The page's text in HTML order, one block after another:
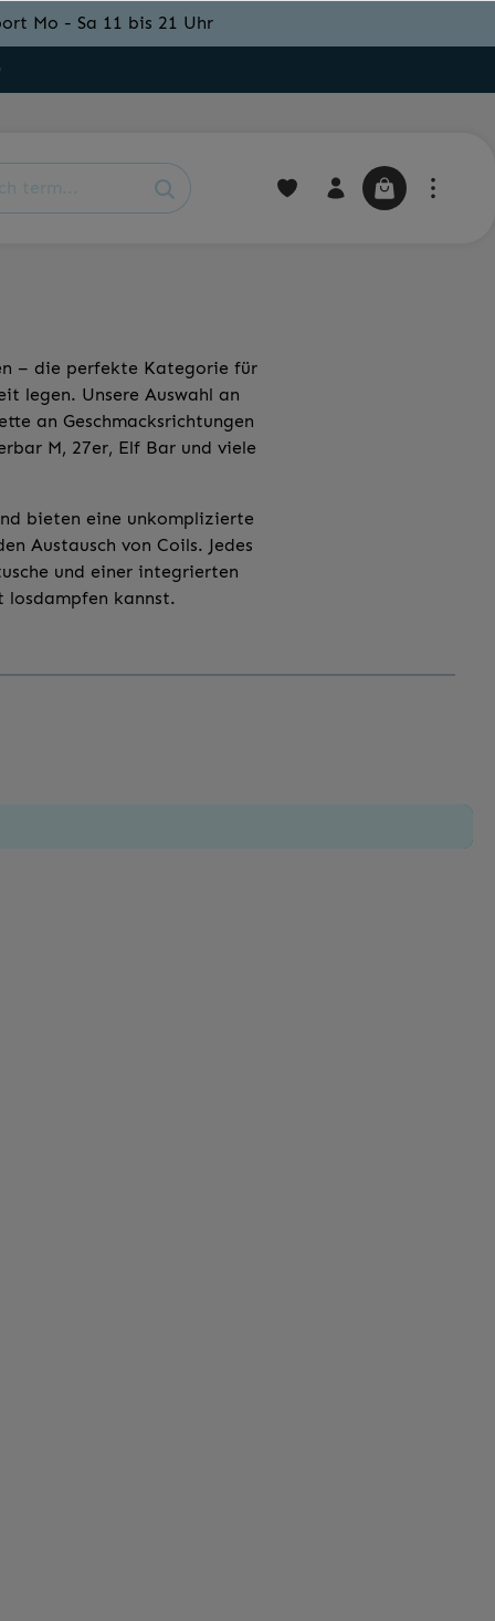
Mo - Sa 11 bis 21 Uhr
– die perfekte Kategorie für
legen. Unsere Auswahl an
an Geschmacksrichtungen
M, 27er, Elf Bar und viele
bieten eine unkomplizierte
Austausch von Coils. Jedes
und einer integrierten
losdampfen kannst.